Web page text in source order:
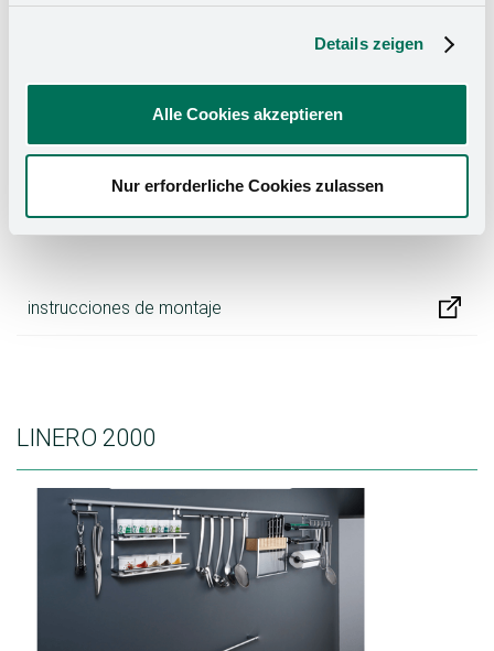
Details zeigen
Alle Cookies akzeptieren
Nur erforderliche Cookies zulassen
instrucciones de montaje
LINERO 2000